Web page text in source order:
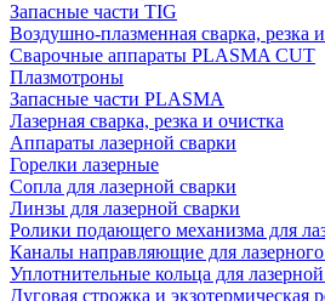
Запасные части TIG
Воздушно-плазменная сварка, резка
Сварочные аппараты PLASMA CUT
Плазмотроны
Запасные части PLASMA
Лазерная сварка, резка и очистка
Аппараты лазерной сварки
Горелки лазерные
Сопла для лазерной сварки
Линзы для лазерной сварки
Ролики подающего механизма для
Каналы направляющие для лазерного
Уплотнительные кольца для
Дуговая строжка и экзотермическая